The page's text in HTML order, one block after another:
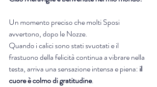
Un momento preciso che molti Sposi
avvertono, dopo le Nozze.
Quando i calici sono stati svuotati e il
frastuono della felicità continua a vibrare nella
testa, arriva una sensazione intensa e piena: il
cuore è colmo di gratitudine.